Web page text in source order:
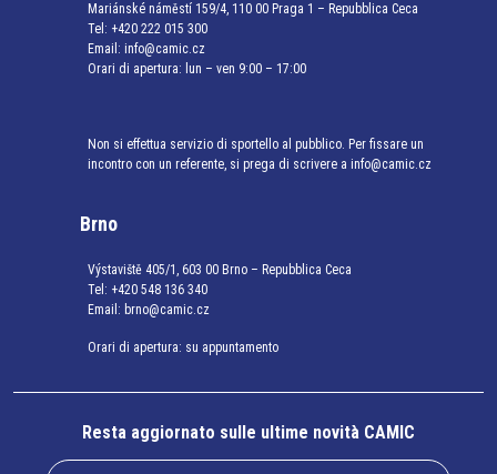
Mariánské náměstí 159/4, 110 00 Praga 1 – Repubblica Ceca
Tel: +420 222 015 300
Email: info@camic.cz
Orari di apertura: lun – ven 9:00 – 17:00
Non si effettua servizio di sportello al pubblico. Per fissare un
incontro con un referente, si prega di scrivere a info@camic.cz
Brno
Výstaviště 405/1, 603 00 Brno – Repubblica Ceca
Tel: +420 548 136 340
Email: brno@camic.cz
Orari di apertura: su appuntamento
Resta aggiornato sulle ultime novità CAMIC